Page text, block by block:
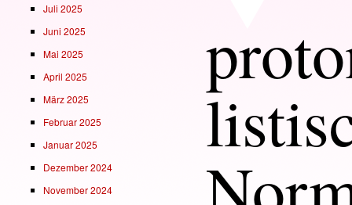
Juli 2025
Juni 2025
Mai 2025
April 2025
März 2025
Februar 2025
Januar 2025
Dezember 2024
November 2024